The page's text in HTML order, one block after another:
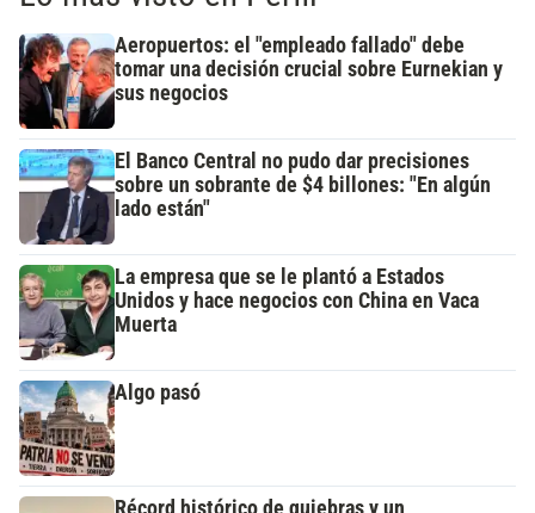
Aeropuertos: el "empleado fallado" debe
tomar una decisión crucial sobre Eurnekian y
sus negocios
El Banco Central no pudo dar precisiones
sobre un sobrante de $4 billones: "En algún
lado están"
La empresa que se le plantó a Estados
Unidos y hace negocios con China en Vaca
Muerta
Algo pasó